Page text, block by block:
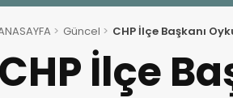
Güncel CHP İlçe Başkanı
CHP İlçe